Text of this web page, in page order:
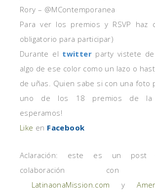
Rory – @MContemporanea
Para ver los premios y RSVP haz
obligatorio para participar)
Durante el twitter party vistete de
algo de ese color como un lazo o
de uñas. Quien sabe si con una foto
uno de los 18 premios de la
esperamos!
Like en Facebook
Aclaración: este es un post
colaboración con
LatinaonaMission.com y